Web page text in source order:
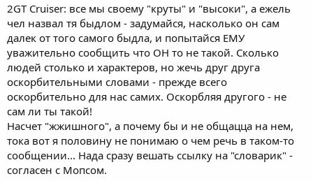
а
2GT Cruiser: все мы своему "круты" и "высоки", а ежель
чел назвал тя быдлом - задумайся, насколько он сам
далек от того самого быдла, и попытайся ЕМУ
уважительно сообщить что ОН то не такой. Сколько
людей столько и характеров, но жечь друг друга
оскорбительными словами - прежде всего
оскорбительно для нас самих. Оскорбляя другого - не
сам ли ты такой!
Насчет "жжишного", а почему бы и не общацца на нем,
тока вот я половину не понимаю о чем речь в таком-то
сообщении... Нада сразу вешать ссылку на "словарик" -
согласен с Мопсом.